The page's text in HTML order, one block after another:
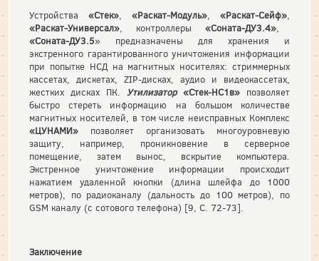
Устройства «Стек», «Раскат-Модуль», «Раскат-Сейф»,
«Раскат-Универсал», контроллеры «Соната-ДУ3.4»,
«Соната-ДУ3.5» предназначены для хранения и
экстренного гарантированного уничтожения информации
при попытке НСД на магнитных носителях: стриммерных
кассетах, дискетах, ZIP-дисках, аудио и видеокассетах,
жестких дисках ПК. Утилизатор «Стек-НС1в» позволяет
быстро стереть информацию на большом количестве
магнитных носителей, в том числе неисправных Комплекс
«ЦУНАМИ» позволяет организовать многоуровневую
защиту, например, проникновение в серверное
помещение, затем вынос, вскрытие компьютера.
Экстренное уничтожение информации происходит
нажатием удаленной кнопки (длина шлейфа до 1000
метров), по радиоканалу (дальность до 100 метров), по
GSM каналу (с сотового телефона) [9, С. 72-73].
Заключение